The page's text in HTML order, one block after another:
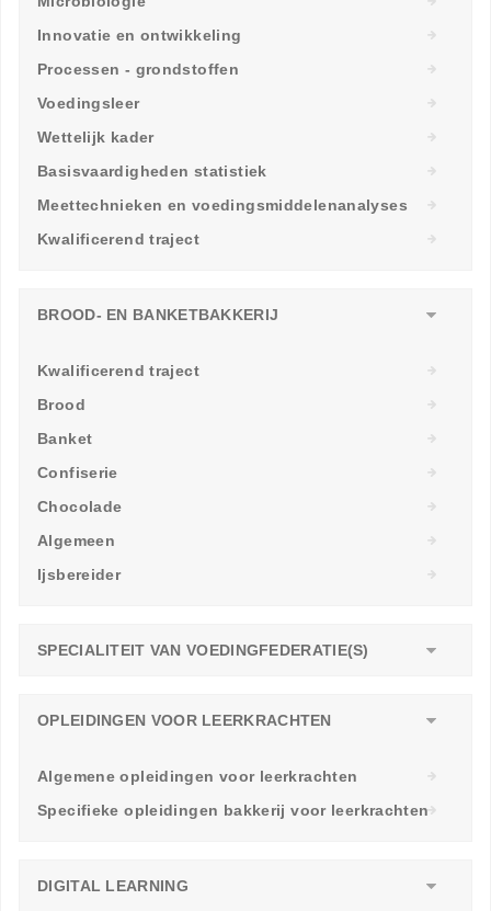
Innovatie en ontwikkeling
Processen - grondstoffen
Voedingsleer
Wettelijk kader
Basisvaardigheden statistiek
Meettechnieken en voedingsmiddelenanalyses
Kwalificerend traject
BROOD- EN BANKETBAKKERIJ
Kwalificerend traject
Brood
Banket
Confiserie
Chocolade
Algemeen
Ijsbereider
SPECIALITEIT VAN VOEDINGFEDERATIE(S)
OPLEIDINGEN VOOR LEERKRACHTEN
Algemene opleidingen voor leerkrachten
Specifieke opleidingen bakkerij voor leerkrachten
DIGITAL LEARNING